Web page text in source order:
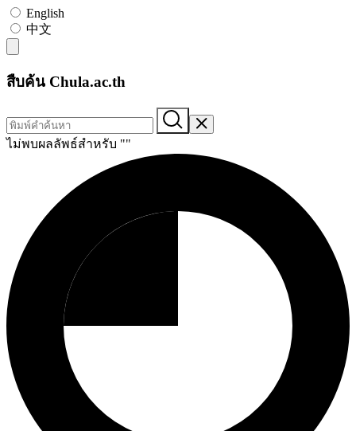
English
中文
สืบค้น Chula.ac.th
ไม่พบผลลัพธ์สำหรับ ""